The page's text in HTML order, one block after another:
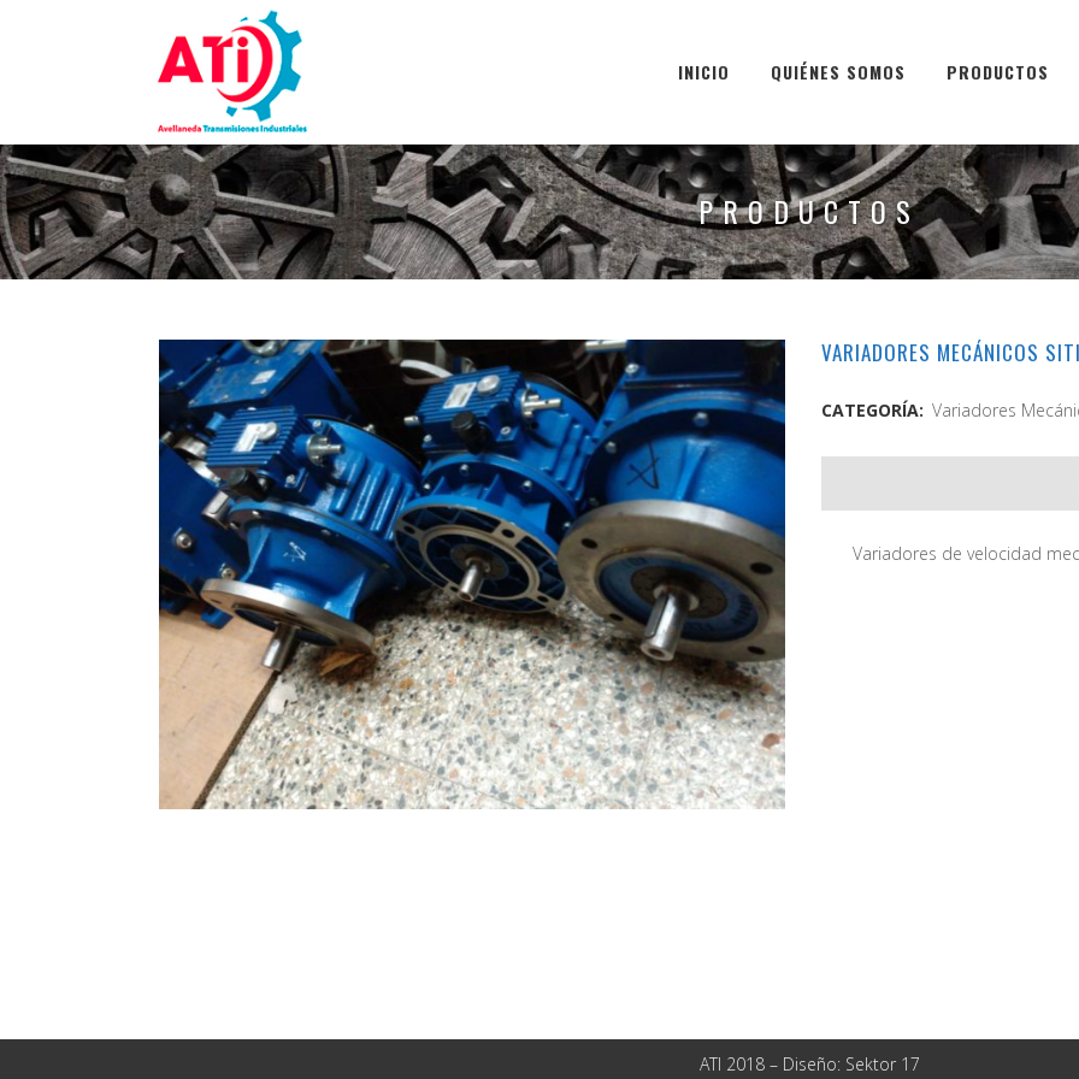
INICIO QUIÉNES SOMOS PRODUCTOS
PRODUCTOS
VARIADORES MECÁNICOS SITI
CATEGORÍA: Variadores
Variadores de velocidad
ATI 2018 – Diseño: Sektor 17